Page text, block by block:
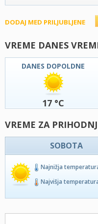
DODAJ MED PRILJUBLJENE
VREME DANES
DANES DOPOLDNE
17 °C
VREME ZA
SOBOTA
Najnižja
Najvišja